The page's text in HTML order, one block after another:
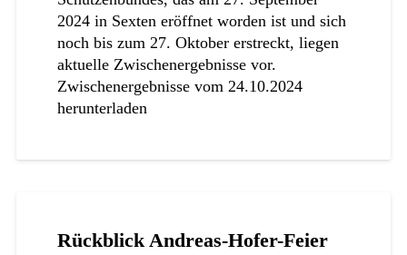
2024 in Sexten eröffnet worden ist und sich
noch bis zum 27. Oktober erstreckt, liegen
aktuelle Zwischenergebnisse vor.
Zwischenergebnisse vom 24.10.2024
herunterladen
Rückblick Andreas-Hofer-Feier